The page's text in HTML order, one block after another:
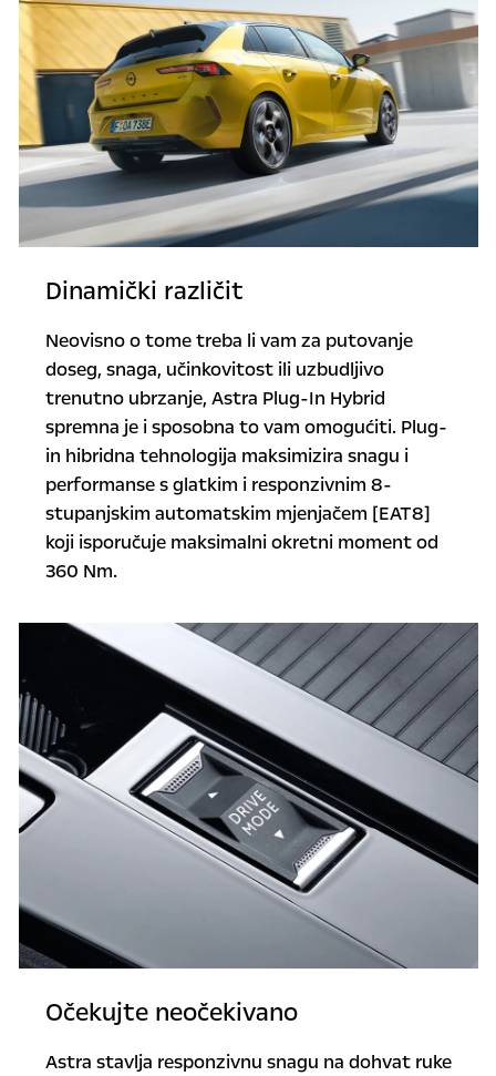
Dinamički različit
Neovisno o tome treba li vam za putovanje
doseg, snaga, učinkovitost ili uzbudljivo
trenutno ubrzanje, Astra Plug-In Hybrid
spremna je i sposobna to vam omogućiti. Plug-
in hibridna tehnologija maksimizira snagu i
performanse s glatkim i responzivnim 8-
stupanjskim automatskim mjenjačem [EAT8]
koji isporučuje maksimalni okretni moment od
360 Nm.
Očekujte neočekivano
Astra stavlja responzivnu snagu na dohvat ruke